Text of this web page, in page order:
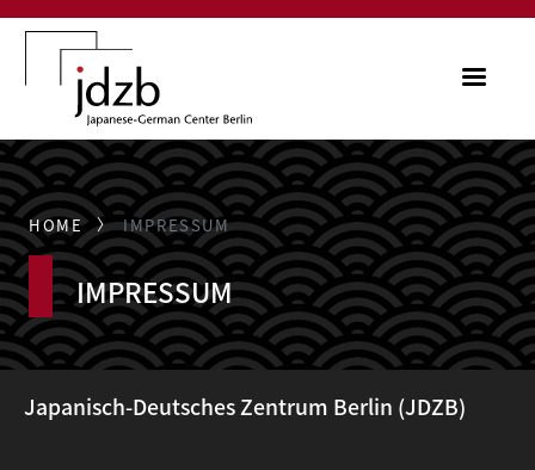
Skip to main content
HOME IMPRESSUM
IMPRESSUM
Japanisch-Deutsches Zentrum Berlin (JDZB)